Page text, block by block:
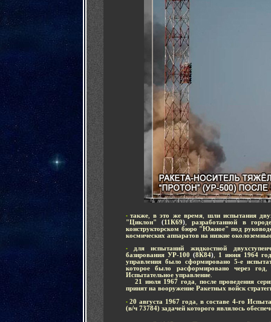
•также ,в это же время, шли испытания
"Циклон" (11К69) ,разработанной в
конструкторском бюро "Южное" под
космических аппаратов на низкие
• для испытаний жидкостной
базирования УР-100 (8К84),
1 июня 1964
управления было сформировано 5-е
которое было расформировано через год
Испытательное управление
21 июля 1967 года
после проведения
принят на вооружение Ракетных войск
•20 августа 1967 года ,в составе 4-го
(в/ч 73784) задачей которого являлось